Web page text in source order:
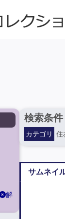
解
検索条件
カテゴリ 住
サムネイ